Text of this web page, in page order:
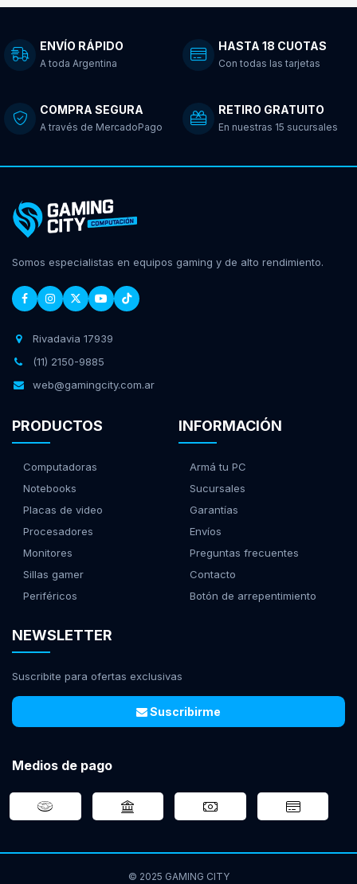
ENVÍO RÁPIDO
A toda Argentina
HASTA 18 CUOTAS
Con todas las tarjetas
COMPRA SEGURA
A través de MercadoPago
RETIRO GRATUITO
En nuestras 15 sucursales
Somos especialistas en equipos gaming y de alto rendimiento.
Rivadavia 17939
(11) 2150-9885
web@gamingcity.com.ar
PRODUCTOS
Computadoras
Notebooks
Placas de video
Procesadores
Monitores
Sillas gamer
Periféricos
INFORMACIÓN
Armá tu PC
Sucursales
Garantías
Envíos
Preguntas frecuentes
Contacto
Botón de arrepentimiento
NEWSLETTER
Suscribite para ofertas exclusivas
Suscribirme
Medios de pago
© 2025 GAMING CITY